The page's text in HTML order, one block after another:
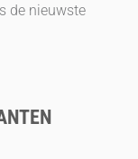
de nieuwste